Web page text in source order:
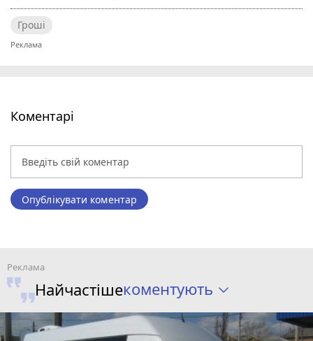
Гроші
Коментарі
Опублікувати коментар
Найчастішекоментують